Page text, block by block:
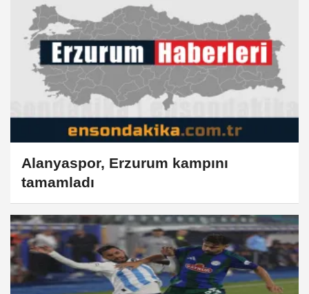
Alanyaspor, Erzurum kampını
tamamladı